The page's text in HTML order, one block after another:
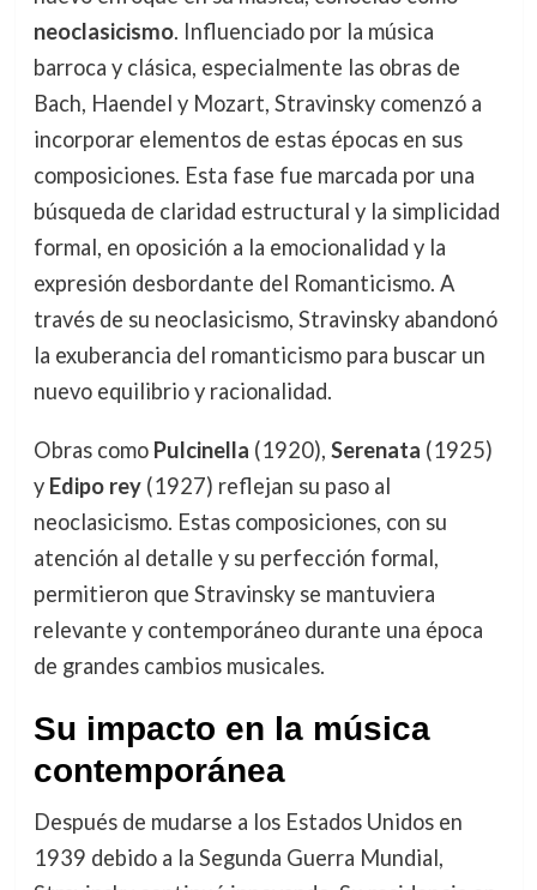
neoclasicismo. Influenciado por la música
barroca y clásica, especialmente las obras de
Bach, Haendel y Mozart, Stravinsky comenzó a
incorporar elementos de estas épocas en sus
composiciones. Esta fase fue marcada por una
búsqueda de claridad estructural y la simplicidad
formal, en oposición a la emocionalidad y la
expresión desbordante del Romanticismo. A
través de su neoclasicismo, Stravinsky abandonó
la exuberancia del romanticismo para buscar un
nuevo equilibrio y racionalidad.
Obras como Pulcinella (1920), Serenata (1925)
y Edipo rey(1927) reflejan su paso al
neoclasicismo. Estas composiciones, con su
atención al detalle y su perfección formal,
permitieron que Stravinsky se mantuviera
relevante y contemporáneo durante una época
de grandes cambios musicales.
Su impacto en la música
contemporánea
Después de mudarse a los Estados Unidos en
1939 debido a la Segunda Guerra Mundial,